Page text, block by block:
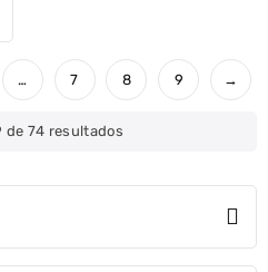
… 7 8 9 →
de 74 resultadosClassificado
popularidade